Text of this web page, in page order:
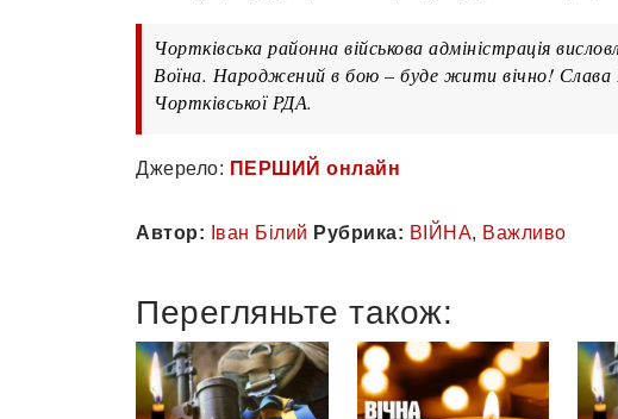
Чортківська районна військова адміністрація
Воїна. Народжений в бою – буде жити вічно! Слава
Чортківської РДА.
Джерело: ПЕРШИЙ онлайн
Автор: Іван Білий Рубрика: ВІЙНА, Важливо
Перегляньте також: